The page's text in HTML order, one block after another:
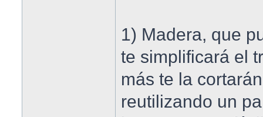
1) Madera, que
te simplificará el
más te la
reutilizando un